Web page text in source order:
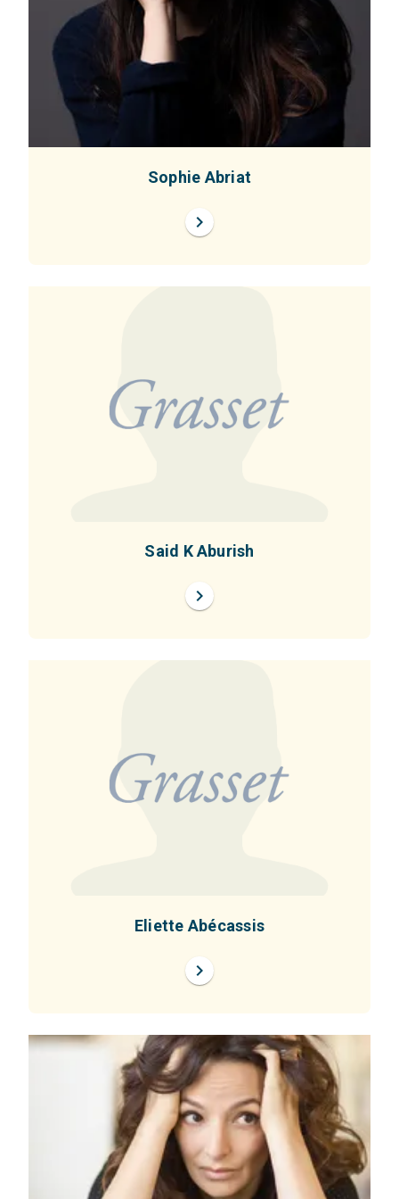
Sophie Abriat
chevron_right
Said K Aburish
chevron_right
Eliette Abécassis
chevron_right